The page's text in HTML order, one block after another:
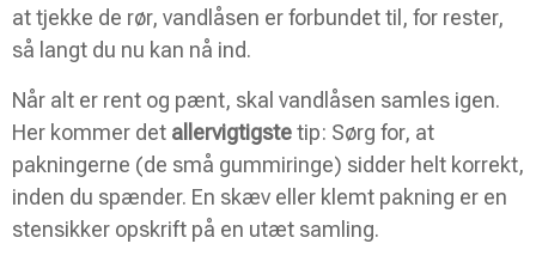
at tjekke de rør, vandlåsen er forbundet til, for rester,
så langt du nu kan nå ind.
Når alt er rent og pænt, skal vandlåsen samles igen.
Her kommer det allervigtigstetip: Sørg for, at
pakningerne (de små gummiringe) sidder helt korrekt,
inden du spænder. En skæv eller klemt pakning er en
stensikker opskrift på en utæt samling.